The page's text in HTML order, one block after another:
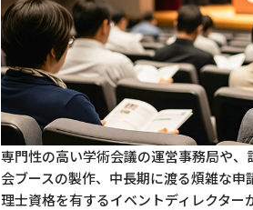
専門性の高い学術会議の運営事務局や
会ブースの製作、中長期に渡る煩雑な
理士資格を有するイベントディレクター